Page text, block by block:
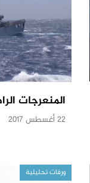
المنعرجات
22 أغسطس 2017
ورقات تحليلية